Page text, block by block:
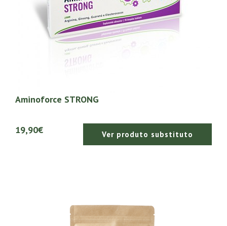
Aminoforce STRONG
19,90€ Ver produto substituto